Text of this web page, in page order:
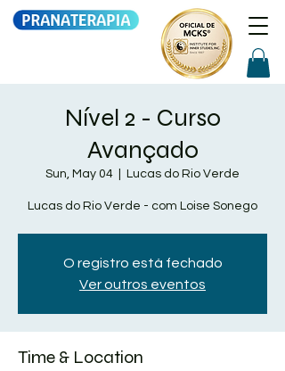
Nível 2 - Curso
Avançado
Sun, May 04 Lucas do Rio Verde
Lucas do Rio Verde - com Loise Sonego
O registro está fechado
Ver outros eventos
Time & Location